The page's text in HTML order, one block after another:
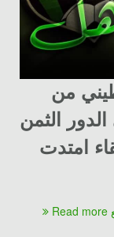
من
الثمن
امتدت
Read more العميد يتجاوز وفاق سطيف و يتأهل للدور ربع